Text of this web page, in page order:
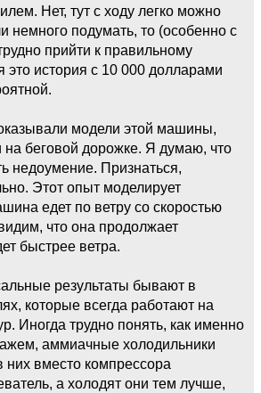
Нет, тут с ходу легко можно
немного подумать, то (особенно с
прийти к правильному
это история с 10 000 долларами
модели этой машины,
на беговой дорожке. Я думаю, что
недоумение. Признаться,
Этот опыт моделирует
едет по ветру со скоростью
что она продолжает
быстрее ветра.
результаты бывают в
которые всегда работают на
Иногда трудно понять, как именно
аммиачные холодильники
них вместо компрессора
а холодят они тем лучше,